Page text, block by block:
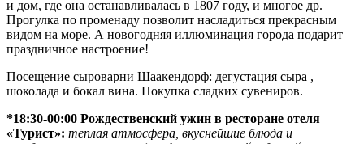
и дом, где она останавливалась в 1807 году, и многое др.
Прогулка по променаду позволит насладиться прекрасным
видом на море. А новогодняя иллюминация города подарит
праздничное настроение!
Посещение сыроварни Шаакендорф: дегустация сыра ,
шоколада и бокал вина. Покупка сладких сувениров.
*18:30-00:00 Рождественский ужин в ресторане отеля
«Турист»: теплая атмосфера, вкуснейшие блюда и